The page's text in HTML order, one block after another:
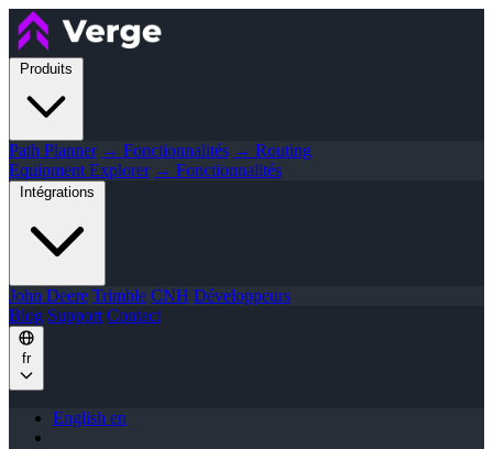
Produits
Path Planner → Fonctionnalités → Routing
Equipment Explorer → Fonctionnalités
Intégrations
John Deere Trimble CNH Développeurs
Blog Support Contact
fr
English en